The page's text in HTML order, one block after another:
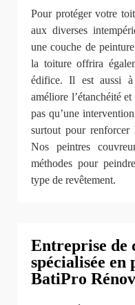
Pour protéger votre
aux diverses
une couche de
la toiture offrira
édifice. Il est aussi
améliore l’étanchéité
pas qu’une
surtout pour renforcer
Nos peintres
méthodes pour
type de revêtement.
Entreprise de
spécialisée
BatiPro